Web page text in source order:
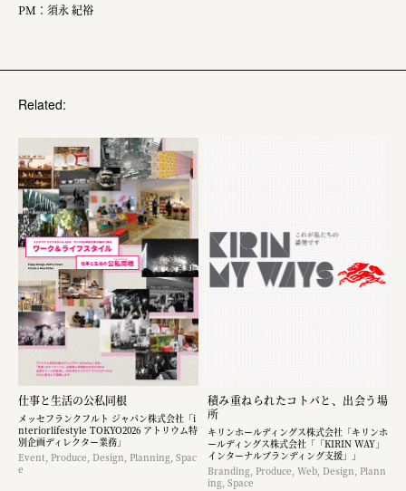
PM：須永 紀裕
Related:
仕事と生活の公私同根
メッセフランクフルト ジャパン株式会社「i
nteriorlifestyle TOKYO2026 アトリウム特
別企画ディレクター業務」
Event, Produce, Design, Planning, Spac
e
積み重ねられたコトバと、出会う場
所
キリンホールディングス株式会社「キリンホ
ールディングス株式会社「「KIRIN WAY」
インターナルブランディング支援」」
Branding, Produce, Web, Design, Plann
ing, Space